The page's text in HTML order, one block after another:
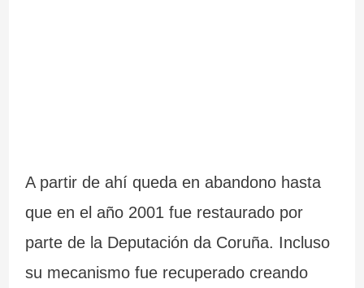
A partir de ahí queda en abandono hasta
que en el año 2001 fue restaurado por
parte de la Deputación da Coruña. Incluso
su mecanismo fue recuperado creando